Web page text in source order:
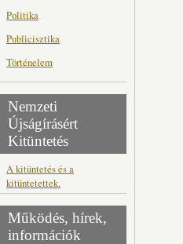
Politika
Publicisztika
Történelem
Nemzeti
Újságírásért
Kitüntetés
A kitüntetés és a
kitüntetettek.
Működés, hírek,
információk